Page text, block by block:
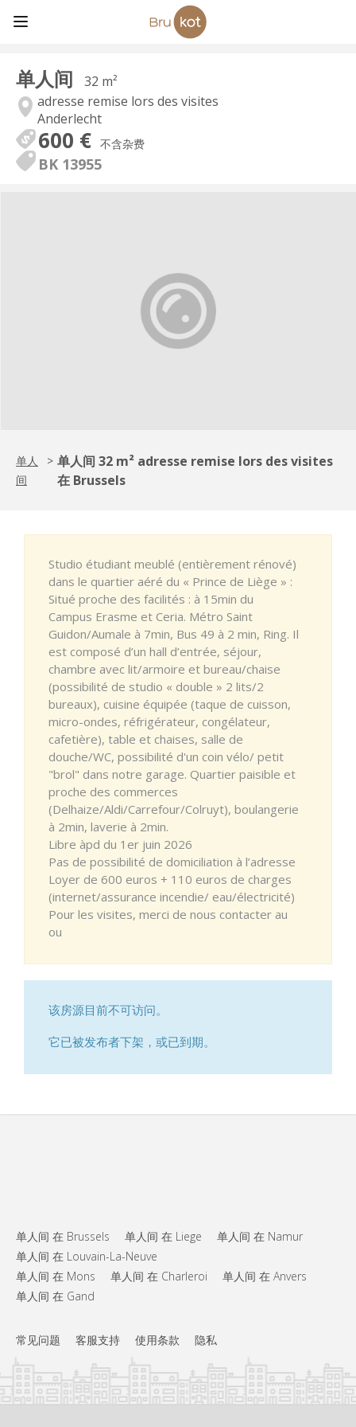
单人间
32 m²
adresse remise lors des visites
Anderlecht
600 € 不含杂费
BK 13955
单人
间
> 单人间 32 m² adresse remise lors des visites
在 Brussels
Studio étudiant meublé (entièrement rénové)
dans le quartier aéré du « Prince de Liège » :
Situé proche des facilités : à 15min du
Campus Erasme et Ceria. Métro Saint
Guidon/Aumale à 7min, Bus 49 à 2 min, Ring. Il
est composé d’un hall d’entrée, séjour,
chambre avec lit/armoire et bureau/chaise
(possibilité de studio « double » 2 lits/2
bureaux), cuisine équipée (taque de cuisson,
micro-ondes, réfrigérateur, congélateur,
cafetière), table et chaises, salle de
douche/WC, possibilité d'un coin vélo/ petit
"brol" dans notre garage. Quartier paisible et
proche des commerces
(Delhaize/Aldi/Carrefour/Colruyt), boulangerie
à 2min, laverie à 2min.
Libre àpd du 1er juin 2026
Pas de possibilité de domiciliation à l’adresse
Loyer de 600 euros + 110 euros de charges
(internet/assurance incendie/ eau/électricité)
Pour les visites, merci de nous contacter au
ou
该房源目前不可访问。
它已被发布者下架，或已到期。
单人间 在 Brussels 单人间 在 Liege
单人间 在 Namur
单人间 在 Louvain-La-Neuve
单人间 在 Mons
单人间 在 Charleroi
单人间 在 Anvers
单人间 在 Gand
常见问题 客服支持 使用条款 隐私